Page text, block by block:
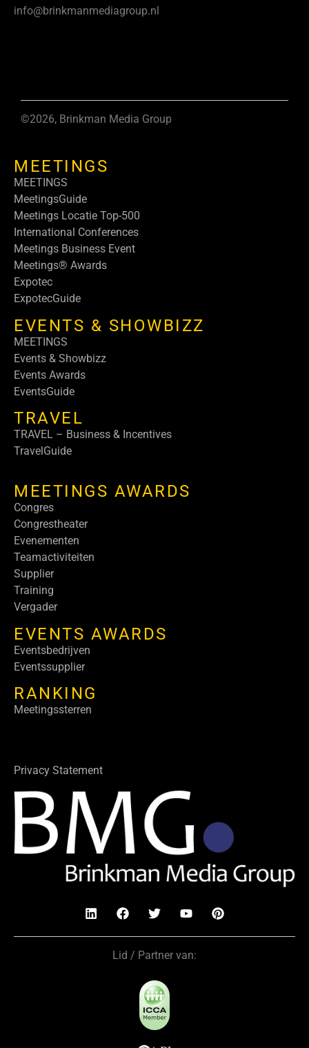
info@brinkmanmediagroup.nl
©2026, Brinkman Media Group
MEETINGS
MEETINGS
MeetingsGuide
Meetings Locatie Top-500
International Conferences
Meetings Business Event
Meetings® Awards
Expotec
ExpotecGuide
EVENTS & SHOWBIZZ
MEETINGS
Events & Showbizz
Events Awards
EventsGuide
TRAVEL
TRAVEL – Business & Incentives
TravelGuide
MEETINGS AWARDS
Congres
Congrestheater
Evenementen
Teamactiviteiten
Supplier
Training
Vergader
EVENTS AWARDS
Eventsbedrijven
Eventssupplier
RANKING
Meetingssterren
Privacy Statement
Lid / Partner van: